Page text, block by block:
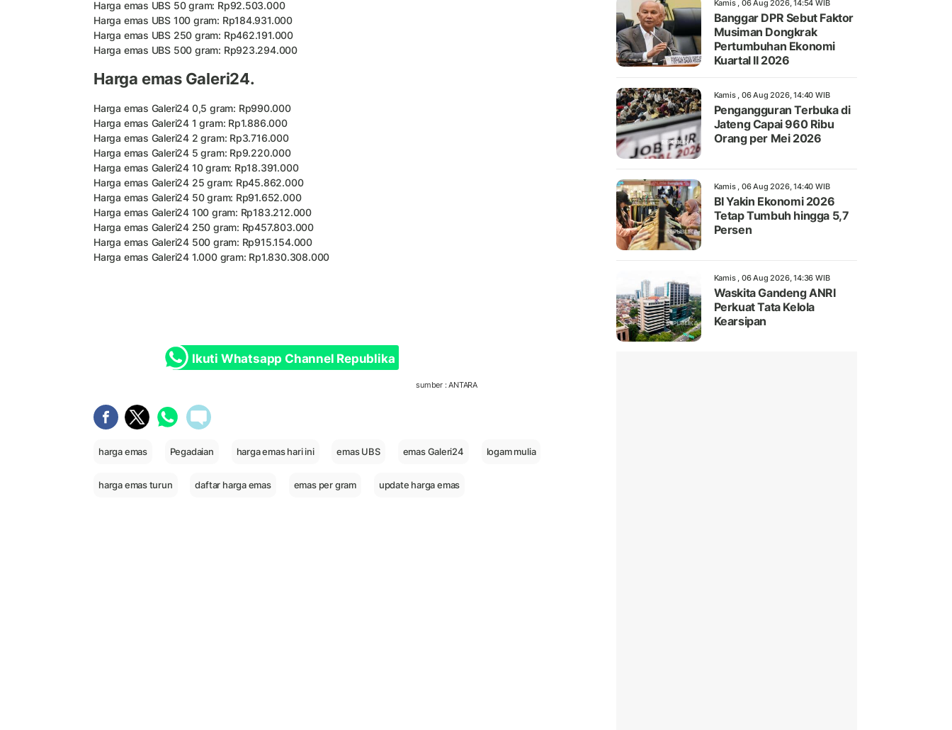
Harga emas UBS 50 gram: Rp92.503.000
Harga emas UBS 100 gram: Rp184.931.000
Harga emas UBS 250 gram: Rp462.191.000
Harga emas UBS 500 gram: Rp923.294.000
Harga emas Galeri24.
Harga emas Galeri24 0,5 gram: Rp990.000
Harga emas Galeri24 1 gram: Rp1.886.000
Harga emas Galeri24 2 gram: Rp3.716.000
Harga emas Galeri24 5 gram: Rp9.220.000
Harga emas Galeri24 10 gram: Rp18.391.000
Harga emas Galeri24 25 gram: Rp45.862.000
Harga emas Galeri24 50 gram: Rp91.652.000
Harga emas Galeri24 100 gram: Rp183.212.000
Harga emas Galeri24 250 gram: Rp457.803.000
Harga emas Galeri24 500 gram: Rp915.154.000
Harga emas Galeri24 1.000 gram: Rp1.830.308.000
Ikuti Whatsapp Channel Republika
sumber : ANTARA
harga emas Pegadaian harga emas hari ini emas UBS emas Galeri24 logam mulia
harga emas turun daftar harga emas emas per gram update harga emas
Kamis , 06 Aug 2026, 14:54 WIB
Banggar DPR Sebut Faktor
Musiman Dongkrak
Pertumbuhan Ekonomi
Kuartal II 2026
Kamis , 06 Aug 2026, 14:40 WIB
Pengangguran Terbuka di
Jateng Capai 960 Ribu
Orang per Mei 2026
Kamis , 06 Aug 2026, 14:40 WIB
BI Yakin Ekonomi 2026
Tetap Tumbuh hingga 5,7
Persen
Kamis , 06 Aug 2026, 14:36 WIB
Waskita Gandeng ANRI
Perkuat Tata Kelola
Kearsipan